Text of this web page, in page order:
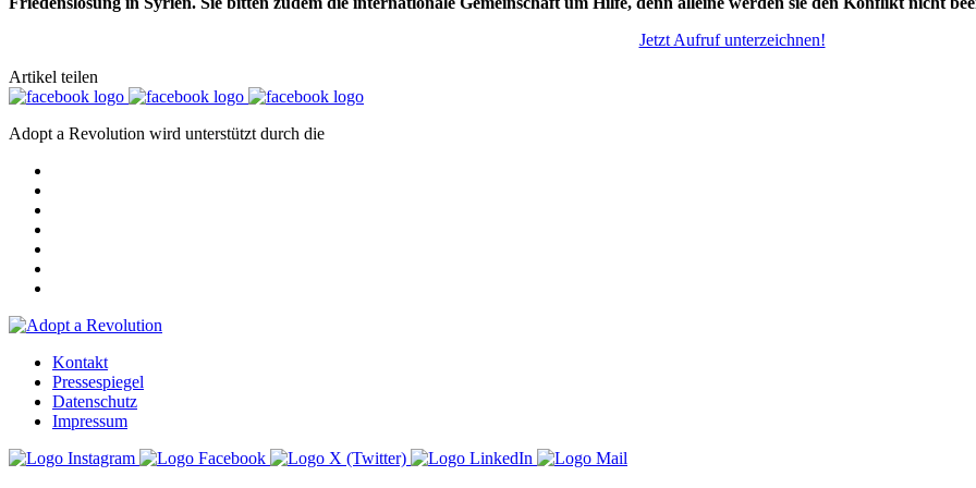
Jetzt Aufruf unterzeichnen!
Artikel teilen
Adopt a Revolution wird unterstützt durch die
Kontakt
Pressespiegel
Datenschutz
Impressum